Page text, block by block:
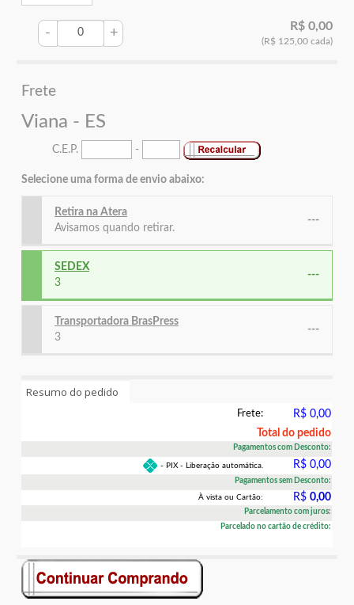
- + R$ 0,00
(R$ 125,00 cada)
Frete
Viana - ES
C.E.P. -
Selecione uma forma de envio abaixo:
Retira na Atera
Avisamos quando retirar.
---
SEDEX
3
---
Transportadora BrasPress
3
---
Resumo do pedido
Frete:
R$ 0,00
Total do pedido
Pagamentos com Desconto:
- PIX - Liberação automática. R$ 0,00
Pagamentos sem Desconto:
À vista ou Cartão: R$ 0,00
Parcelamento com juros:
Parcelado no cartão de crédito: